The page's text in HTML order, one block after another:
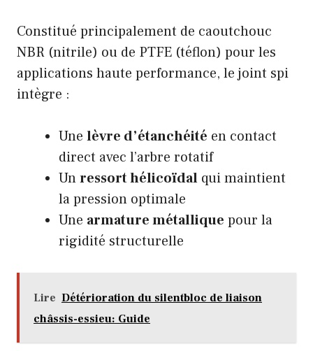
Constitué principalement de caoutchouc
NBR (nitrile) ou de PTFE (téflon) pour les
applications haute performance, le joint spi
intègre :
Une lèvre d’étanchéité en contact
direct avec l’arbre rotatif
Unressort hélicoïdal qui maintient
la pression optimale
Une armature métallique pour la
rigidité structurelle
Lire Détérioration du silentbloc de liaison
châssis-essieu: Guide